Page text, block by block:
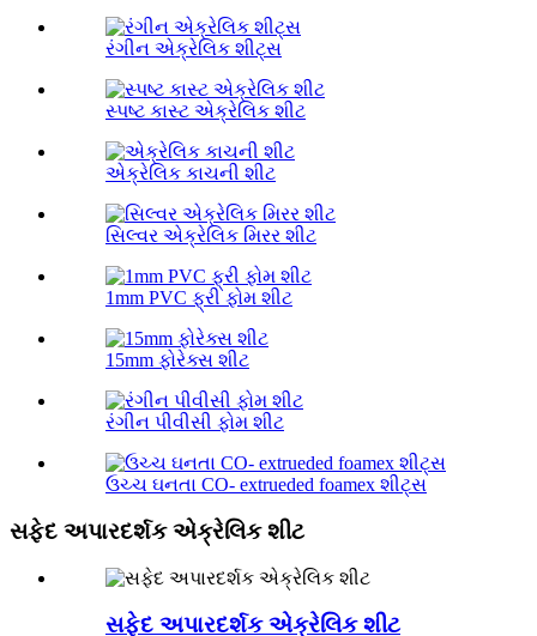
રંગીન એક્રેલિક શીટ્સ
સ્પષ્ટ કાસ્ટ એક્રેલિક શીટ
એક્રેલિક કાચની શીટ
સિલ્વર એક્રેલિક મિરર શીટ
1mm PVC ફ્રી ફોમ શીટ
15mm ફોરેક્સ શીટ
રંગીન પીવીસી ફોમ શીટ
ઉચ્ચ ઘનતા CO- extrueded foamex શીટ્સ
સફેદ અપારદર્શક એક્રેલિક શીટ
સફેદ અપારદર્શક એક્રેલિક શીટ